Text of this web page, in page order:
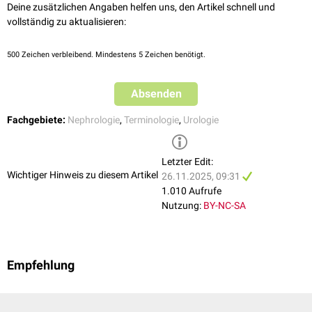
Deine zusätzlichen Angaben helfen uns, den Artikel schnell und
vollständig zu aktualisieren:
500 Zeichen verbleibend. Mindestens 5 Zeichen benötigt.
Absenden
Fachgebiete: Nephrologie, Terminologie, Urologie
Wichtiger Hinweis zu diesem Artikel
Letzter Edit:
26.11.2025, 09:31
1.010 Aufrufe
Nutzung: BY-NC-SA
Empfehlung